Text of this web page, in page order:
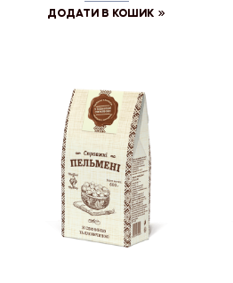
ДОДАТИ В КОШИК